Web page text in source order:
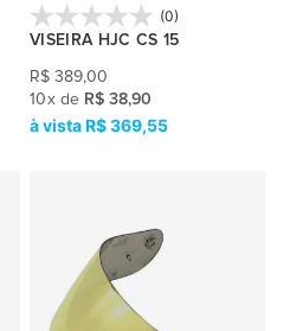
(0)
VISEIRA HJC CS 15
R$ 389,00
10x de R$ 38,90
R$ 369,55